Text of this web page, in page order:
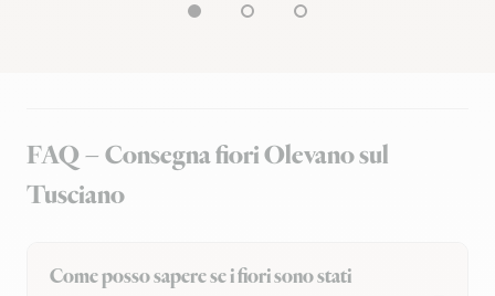
FAQ – Consegna fiori Olevano sul
Tusciano
Come posso sapere se i fiori sono stati